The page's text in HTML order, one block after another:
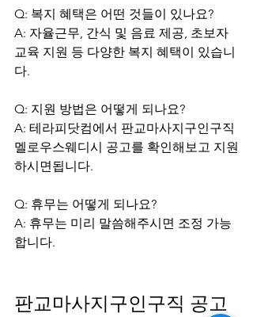
Q: 복지 혜택은 어떤 것들이 있나요?
A: 자율근무, 간식 및 음료 제공, 초보자
교육 지원 등 다양한 복지 혜택이 있습니
다.
Q: 지원 방법은 어떻게 되나요?
A: 테라피닷컴에서 판교마사지구인구직
멜로우스웨디시 공고를 확인해보고 지원
하시면됩니다.
Q: 휴무는 어떻게 되나요?
A: 휴무는 미리 말씀해주시면 조정 가능
합니다.
판교마사지구인구직 공고